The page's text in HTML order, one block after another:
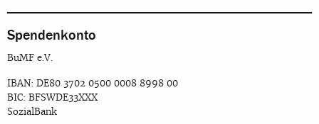
Spendenkonto
BuMF e.V.
IBAN: DE80 3702 0500 0008 8998 00
BIC: BFSWDE33XXX
SozialBank